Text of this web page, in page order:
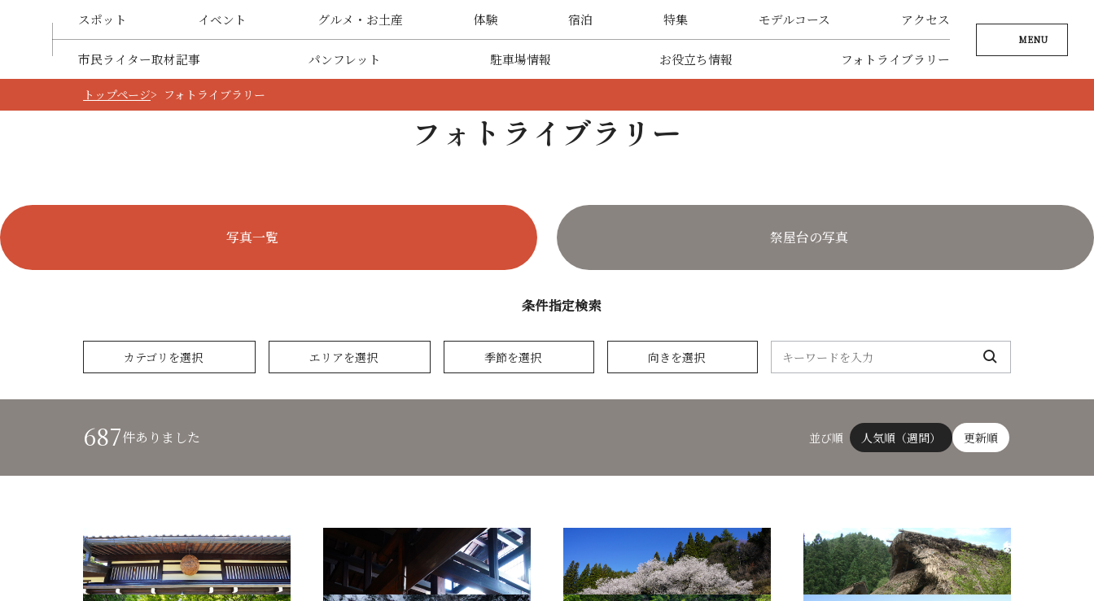
スポット イベント グルメ・お土産 体験 宿泊 特集 モデルコース アクセス
市民ライター取材記事 パンフレット 駐車場情報 お役立ち情報 フォトライブラリー
MENU
トップページ フォトライブラリー
フォトライブラリー
写真一覧 祭屋台の写真
条件指定検索
カテゴリを選択 エリアを選択 季節を選択 向きを選択
687件ありました 並び順 人気順（週間） 更新順
吉島家7 風土記の丘2